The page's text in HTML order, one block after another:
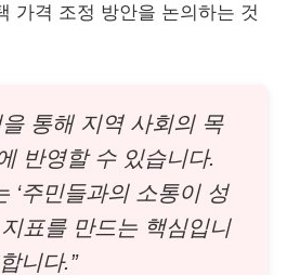
가격 조정 방안을 논의하는 것
통해 지역 사회의 목
반영할 수 있습니다.
‘주민들과의 소통이 성
표를 만드는 핵심입니
니다.”